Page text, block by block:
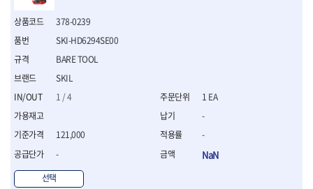
- XZN비트
- 라쳇핸들세트
- 사각비트
- 토크드라이버
- 임팩포지비트소켓
- 뻰치
- 편구스패너
- 니퍼
378-0239
SKIL
1 / 4
121,000
-
선택
SKI-HD6294SE00
BARE TOOL
1 EA
-
-
NaN